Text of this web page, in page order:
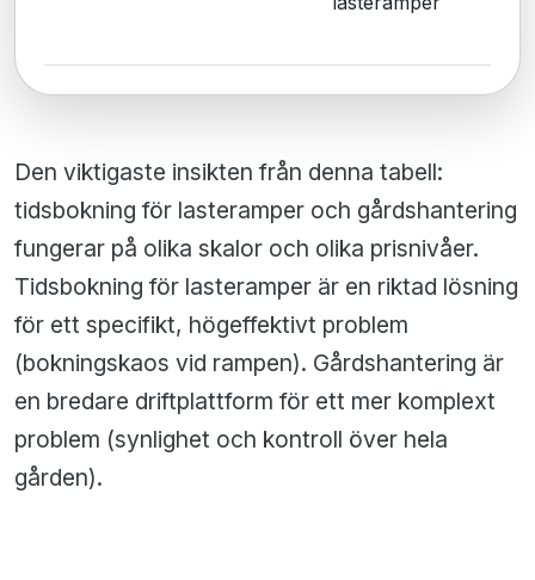
Den viktigaste insikten från denna tabell:
tidsbokning för lasteramper och gårdshantering
fungerar på olika skalor och olika prisnivåer.
Tidsbokning för lasteramper är en riktad lösning
för ett specifikt, högeffektivt problem
(bokningskaos vid rampen). Gårdshantering är
en bredare driftplattform för ett mer komplext
problem (synlighet och kontroll över hela
gården).